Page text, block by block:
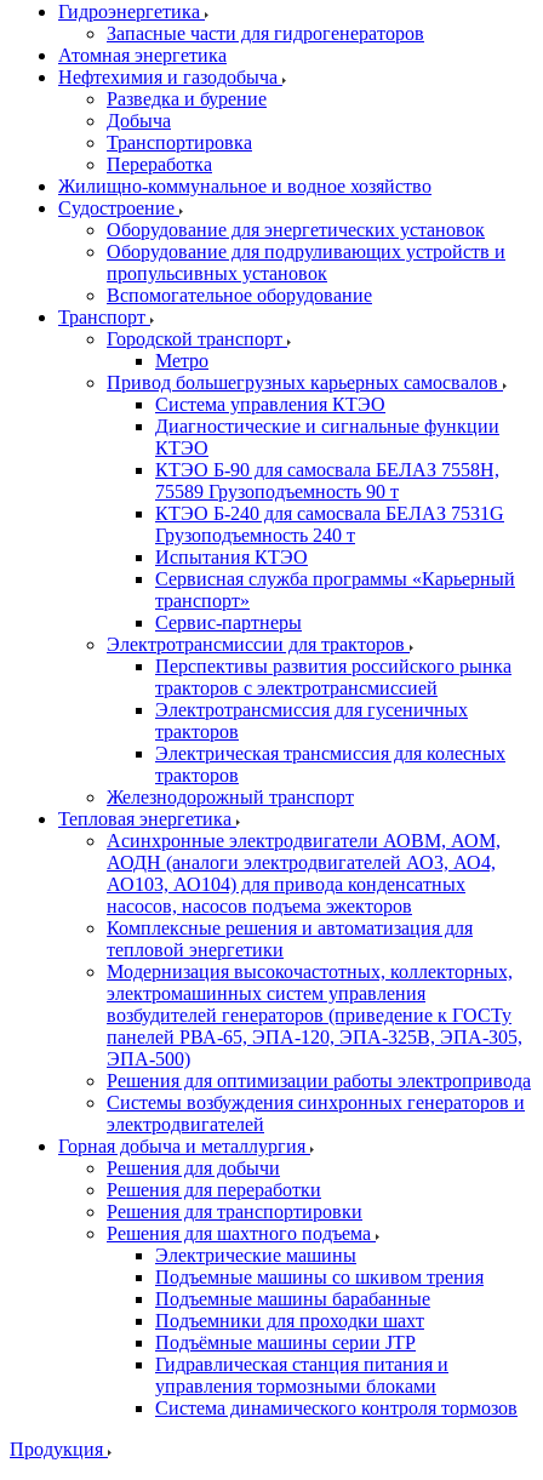
Гидроэнергетика
Запасные части для гидрогенераторов
Атомная энергетика
Нефтехимия и газодобыча
Разведка и бурение
Добыча
Транспортировка
Переработка
Жилищно-коммунальное и водное хозяйство
Судостроение
Оборудование для энергетических установок
Оборудование для подруливающих устройств и
пропульсивных установок
Вспомогательное оборудование
Транспорт
Городской транспорт
Метро
Привод большегрузных карьерных самосвалов
Система управления КТЭО
Диагностические и сигнальные функции
КТЭО
КТЭО Б-90 для самосвала БЕЛАЗ 7558H,
75589 Грузоподъемность 90 т
КТЭО Б-240 для самосвала БЕЛАЗ 7531G
Грузоподъемность 240 т
Испытания КТЭО
Сервисная служба программы «Карьерный
транспорт»
Сервис-партнеры
Электротрансмиссии для тракторов
Перспективы развития российского рынка
тракторов с электротрансмиссией
Электротрансмиссия для гусеничных
тракторов
Электрическая трансмиссия для колесных
тракторов
Железнодорожный транспорт
Тепловая энергетика
Асинхронные электродвигатели АОВМ, АОМ,
АОДН (аналоги электродвигателей АО3, АО4,
АО103, АО104) для привода конденсатных
насосов, насосов подъема эжекторов
Комплексные решения и автоматизация для
тепловой энергетики
Модернизация высокочастотных, коллекторных,
электромашинных систем управления
возбудителей генераторов (приведение к ГОСТу
панелей РВА-65, ЭПА-120, ЭПА-325В, ЭПА-305,
ЭПА-500)
Решения для оптимизации работы электропривода
Системы возбуждения синхронных генераторов и
электродвигателей
Горная добыча и металлургия
Решения для добычи
Решения для переработки
Решения для транспортировки
Решения для шахтного подъема
Электрические машины
Подъемные машины со шкивом трения
Подъемные машины барабанные
Подъемники для проходки шахт
Подъёмные машины серии JTP
Гидравлическая станция питания и
управления тормозными блоками
Система динамического контроля тормозов
Продукция